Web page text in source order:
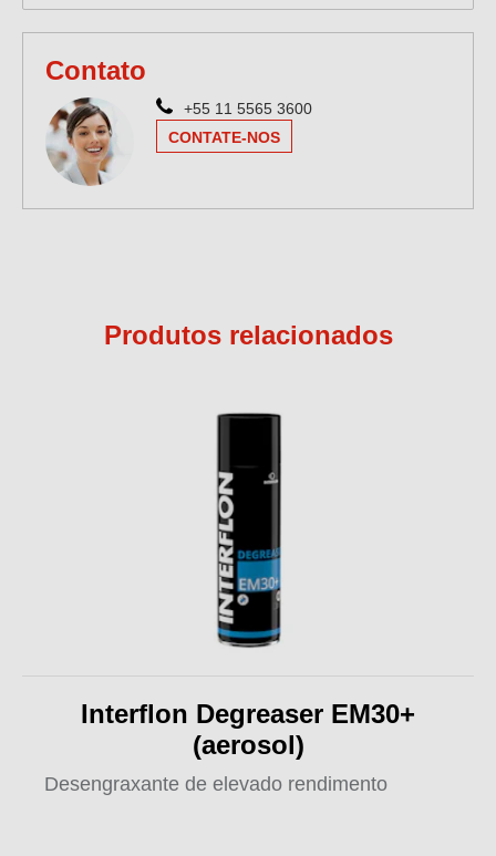
Contato
+55 11 5565 3600
CONTATE-NOS
Produtos relacionados
Interflon Degreaser EM30+
(aerosol)
Desengraxante de elevado rendimento